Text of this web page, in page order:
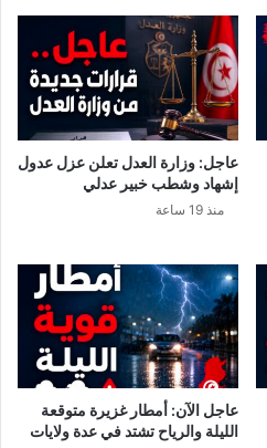
عاجل: وزارة العدل تعلن عزل عدول
إشهاد وشطب خبير عدلي
منذ 19 ساعة
عاجل الآن: أمطار غزيرة متوقعة
الليلة والرياح تشتد في عدة ولايات